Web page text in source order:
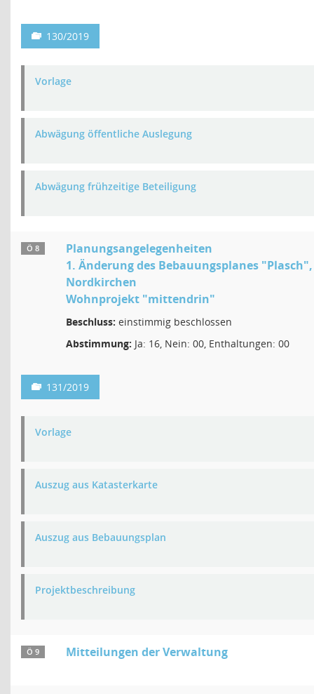
130/2019
Vorlage
Abwägung öffentliche Auslegung
Abwägung frühzeitige Beteiligung
Ö 8
Planungsangelegenheiten
1. Änderung des Bebauungsplanes
Nordkirchen
Wohnprojekt "mittendrin"
Beschluss: einstimmig beschlossen
Abstimmung: Ja: 16, Nein: 00, Enthaltungen: 00
131/2019
Vorlage
Auszug aus Katasterkarte
Auszug aus Bebauungsplan
Projektbeschreibung
Ö 9 Mitteilungen der Verwaltung